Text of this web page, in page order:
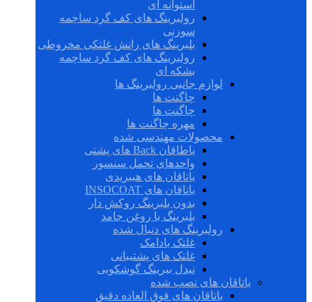
استوانه ای
رولبرینگ های کف گرد ساچمه
سوزنی
بلبرینگ های رانش غلتکی مخروطی
رولبرینگ های کف گرد ساچمه
بشکه ای
لوازم جانبی رولبرینگ ها
چاگنت ها
چاگنت ها
مهره چاگنت ها
محصولات مهندسی شده
یاطاقان Back های پشتی
واحدهای تحمل سنسور
یاتاقان های هیبریدی
یاتاقان های INSOCOAT
بدون بلبرینگ روکش دار
بلبرینگ با روغن جامد
رولبرینگ های دنبال شده
غلتک بادامک
غلتک های پشتیبانی
نیدل بیرینگ گوشکوبی
یاتاقان های نصب شده
یاتاقان های فوق العاده دقیق